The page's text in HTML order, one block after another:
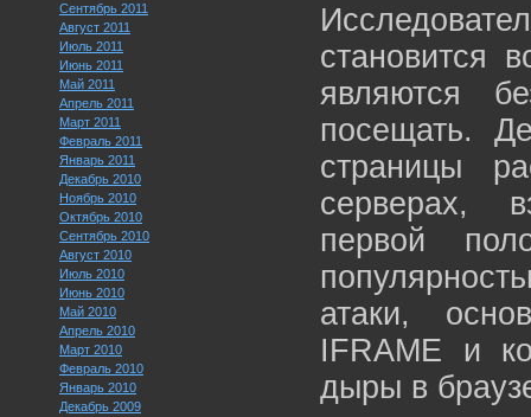
Сентябрь 2011
Август 2011
Июль 2011
Июнь 2011
Май 2011
Апрель 2011
Март 2011
Февраль 2011
Январь 2011
Декабрь 2010
Ноябрь 2010
Октябрь 2010
Сентябрь 2010
Август 2010
Июль 2010
Июнь 2010
Май 2010
Апрель 2010
Март 2010
Февраль 2010
Январь 2010
Декабрь 2009
становится
являются
посещать.
страницы
серверах,
первой
атаки,
IFRAME и
дыры в